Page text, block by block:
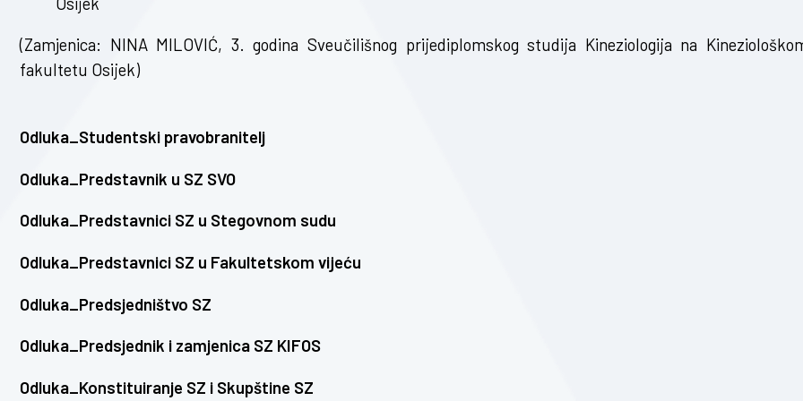
(Zamjenica: NINA MILOVIĆ, 3. godina Sveučilišnog prijediplomskog studija Kineziologija na
fakultetu Osijek)
Odluka_Studentski pravobranitelj
Odluka_Predstavnik u SZ SVO
Odluka_Predstavnici SZ u Stegovnom sudu
Odluka_Predstavnici SZ u Fakultetskom vijeću
Odluka_Predsjedništvo SZ
Odluka_Predsjednik i zamjenica SZ KIFOS
Odluka_Konstituiranje SZ i Skupštine SZ